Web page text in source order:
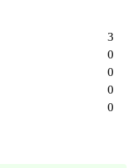
0
0
0
0
3